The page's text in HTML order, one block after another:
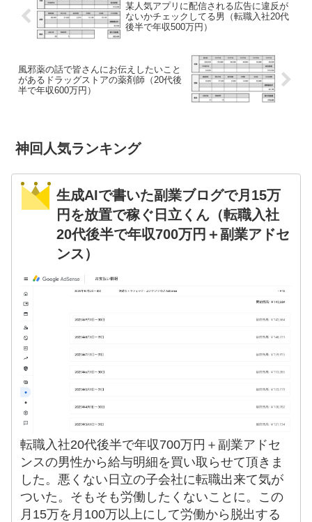
某人気アプリに配信される広告に違反が
ないかチェックしてる男（転職入社20代
後半で年収500万円）
風邪薬の話で皆さんにお伝えしたいこと
があるドラッグストアの薬剤師（20代後
半で年収600万円）
神回人気ランキング
生成AIで書いた副業ブログで月15万
円を放置で稼ぐ日立くん（転職入社
20代後半で年収700万円＋副業アドセ
ンス）
転職入社20代後半で年収700万円＋副業アドセ
ンスの男性から給与明細を買い取らせて頂きま
した。悪くない日立の子会社に転職出来て気が
ついた。そもそも労働したくないことに。この
月15万を月100万以上にして労働から脱出する